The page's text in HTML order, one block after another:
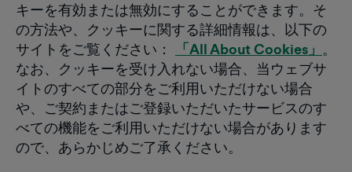
キーを有効または無効にすることができます。そ
の方法や、クッキーに関する詳細情報は、以下の
サイトをご覧ください：
「All About Cookies」 。
なお、クッキーを受け入れない場合、当ウェブサ
イトのすべての部分をご利用いただけない場合
や、ご契約またはご登録いただいたサービスのす
べての機能をご利用いただけない場合があります
ので、あらかじめご了承ください。